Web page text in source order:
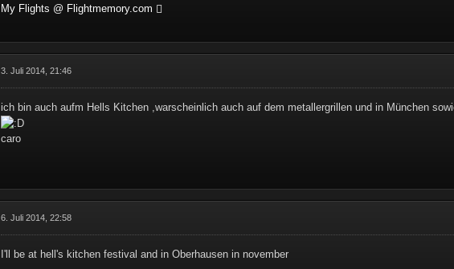
My Flights @ Flightmemory.com
3. Juli 2014, 21:46
ich bin auch aufm Hells Kitchen ,warscheinlich auch auf dem metallergrillen und in München
caro
6. Juli 2014, 22:58
I'll be at hell's kitchen festival and in Oberhausen in november